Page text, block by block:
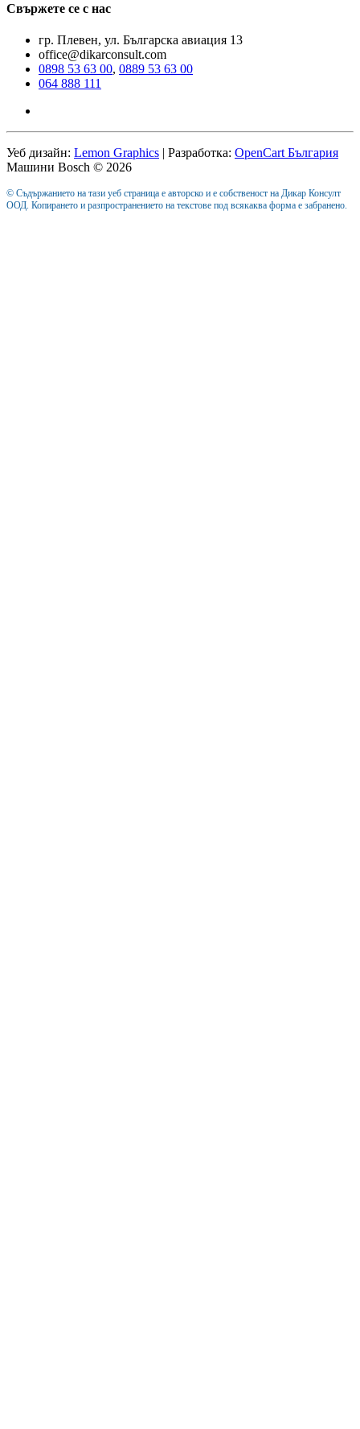
Свържете се с нас
гр. Плевен, ул. Българска авиация 13
office@dikarconsult.com
0898 53 63 00, 0889 53 63 00
064 888 111
Уеб дизайн: Lemon Graphics | Разработка: OpenCart България
Машини Bosch © 2026
© Съдържанието на тази уеб страница е авторско и е собственост на Дикар Консулт
ООД. Копирането и разпространението на текстове под всякаква форма е забранено.